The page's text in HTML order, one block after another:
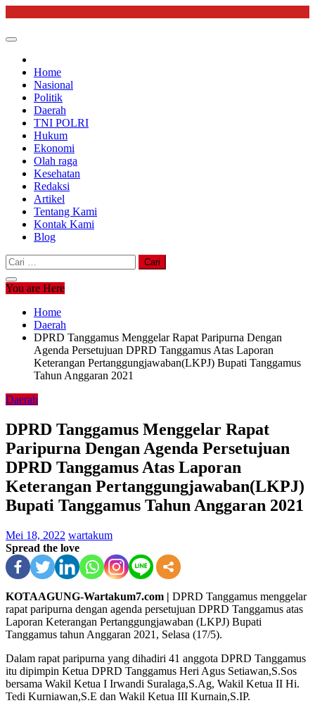
content
Home
Nasional
Politik
Daerah
TNI POLRI
Hukum
Ekonomi
Olah raga
Kesehatan
Redaksi
Artikel
Tentang Kami
Kontak Kami
Blog
Cari
untuk:
You are Here
Home
Daerah
DPRD Tanggamus Menggelar Rapat Paripurna Dengan
Agenda Persetujuan DPRD Tanggamus Atas Laporan
Keterangan Pertanggungjawaban(LKPJ) Bupati Tanggamus
Tahun Anggaran 2021
Daerah
DPRD Tanggamus Menggelar Rapat
Paripurna Dengan Agenda Persetujuan
DPRD Tanggamus Atas Laporan
Keterangan Pertanggungjawaban(LKPJ)
Bupati Tanggamus Tahun Anggaran 2021
Mei 18, 2022 wartakum
Spread the love
KOTAAGUNG-Wartakum7.com | DPRD Tanggamus menggelar
rapat paripurna dengan agenda persetujuan DPRD Tanggamus atas
Laporan Keterangan Pertanggungjawaban (LKPJ) Bupati
Tanggamus tahun Anggaran 2021, Selasa (17/5).
Dalam rapat paripurna yang dihadiri 41 anggota DPRD Tanggamus
itu dipimpin Ketua DPRD Tanggamus Heri Agus Setiawan,S.Sos
bersama Wakil Ketua I Irwandi Suralaga,S.Ag, Wakil Ketua II Hi.
Tedi Kurniawan,S.E dan Wakil Ketua III Kurnain,S.IP.